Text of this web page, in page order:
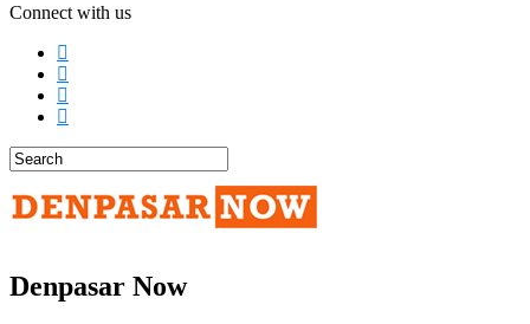
Connect with us
Denpasar Now